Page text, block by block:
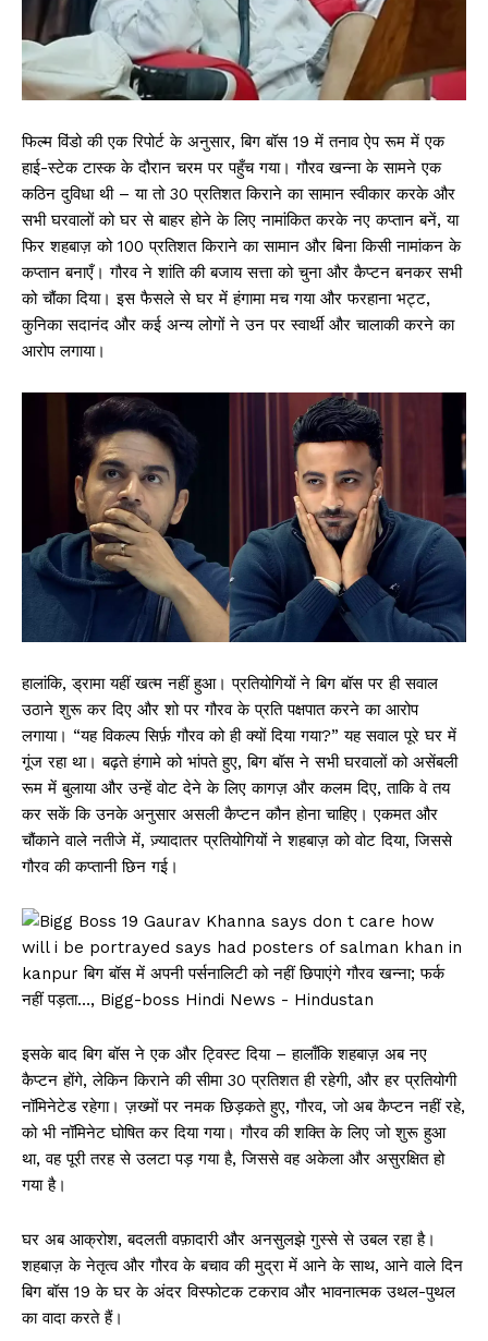
फिल्म विंडो की एक रिपोर्ट के अनुसार, बिग बॉस 19 में तनाव ऐप रूम में एक
हाई-स्टेक टास्क के दौरान चरम पर पहुँच गया। गौरव खन्ना के सामने एक
कठिन दुविधा थी – या तो 30 प्रतिशत किराने का सामान स्वीकार करके और
सभी घरवालों को घर से बाहर होने के लिए नामांकित करके नए कप्तान बनें, या
फिर शहबाज़ को 100 प्रतिशत किराने का सामान और बिना किसी नामांकन के
कप्तान बनाएँ। गौरव ने शांति की बजाय सत्ता को चुना और कैप्टन बनकर सभी
को चौंका दिया। इस फैसले से घर में हंगामा मच गया और फरहाना भट्ट,
कुनिका सदानंद और कई अन्य लोगों ने उन पर स्वार्थी और चालाकी करने का
आरोप लगाया।
हालांकि, ड्रामा यहीं खत्म नहीं हुआ। प्रतियोगियों ने बिग बॉस पर ही सवाल
उठाने शुरू कर दिए और शो पर गौरव के प्रति पक्षपात करने का आरोप
लगाया। “यह विकल्प सिर्फ़ गौरव को ही क्यों दिया गया?” यह सवाल पूरे घर में
गूंज रहा था। बढ़ते हंगामे को भांपते हुए, बिग बॉस ने सभी घरवालों को असेंबली
रूम में बुलाया और उन्हें वोट देने के लिए कागज़ और कलम दिए, ताकि वे तय
कर सकें कि उनके अनुसार असली कैप्टन कौन होना चाहिए। एकमत और
चौंकाने वाले नतीजे में, ज़्यादातर प्रतियोगियों ने शहबाज़ को वोट दिया, जिससे
गौरव की कप्तानी छिन गई।
इसके बाद बिग बॉस ने एक और ट्विस्ट दिया – हालाँकि शहबाज़ अब नए
कैप्टन होंगे, लेकिन किराने की सीमा 30 प्रतिशत ही रहेगी, और हर प्रतियोगी
नॉमिनेटेड रहेगा। ज़ख्मों पर नमक छिड़कते हुए, गौरव, जो अब कैप्टन नहीं रहे,
को भी नॉमिनेट घोषित कर दिया गया। गौरव की शक्ति के लिए जो शुरू हुआ
था, वह पूरी तरह से उलटा पड़ गया है, जिससे वह अकेला और असुरक्षित हो
गया है।
घर अब आक्रोश, बदलती वफ़ादारी और अनसुलझे गुस्से से उबल रहा है।
शहबाज़ के नेतृत्व और गौरव के बचाव की मुद्रा में आने के साथ, आने वाले दिन
बिग बॉस 19 के घर के अंदर विस्फोटक टकराव और भावनात्मक उथल-पुथल
का वादा करते हैं।